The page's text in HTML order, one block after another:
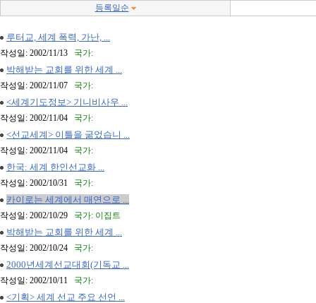
등록일순
루터교, 세계 폭력, 가난, ...
작성일: 2002/11/13 국가:
박해받는 교회를 위한 세계 ...
작성일: 2002/11/07 국가:
<세계기도정보> 기니비사우 ...
작성일: 2002/11/04 국가:
<선교세계> 이틀을 굶었습니 ...
작성일: 2002/11/04 국가:
한국: 세계 한인선교화 ...
작성일: 2002/10/31 국가:
카이로는 세계에서 매연으로 ...
작성일: 2002/10/29 국가: 이집트
박해받는 교회를 위한 세계 ...
작성일: 2002/10/24 국가:
2000년세계선교대회(기독교 ...
작성일: 2002/10/11 국가:
<기획> 세계 선교 주요 선언 ...